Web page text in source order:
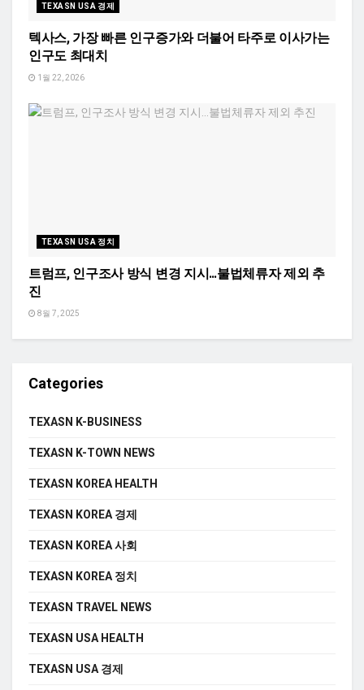
TEXASN USA 경제
텍사스, 가장 빠른 인구증가와 더불어 타주로 이사가는
인구도 최대치
1월 22, 2026
TEXASN USA 정치
트럼프, 인구조사 방식 변경 지시…불법체류자 제외 추
진
8월 7, 2025
Categories
TEXASN K-BUSINESS
TEXASN K-TOWN NEWS
TEXASN KOREA HEALTH
TEXASN KOREA 경제
TEXASN KOREA 사회
TEXASN KOREA 정치
TEXASN TRAVEL NEWS
TEXASN USA HEALTH
TEXASN USA 경제